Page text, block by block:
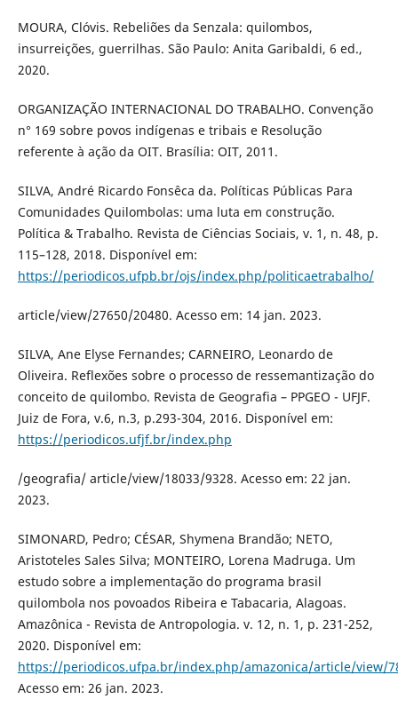
MOURA, Clóvis. Rebeliões da Senzala: quilombos,
insurreições, guerrilhas. São Paulo: Anita Garibaldi, 6 ed.,
2020.
ORGANIZAÇÃO INTERNACIONAL DO TRABALHO. Convenção
n° 169 sobre povos indígenas e tribais e Resolução
referente à ação da OIT. Brasília: OIT, 2011.
SILVA, André Ricardo Fonsêca da. Políticas Públicas Para
Comunidades Quilombolas: uma luta em construção.
Política & Trabalho. Revista de Ciências Sociais, v. 1, n. 48, p.
115–128, 2018. Disponível em:
https://periodicos.ufpb.br/ojs/index.php/politicaetrabalho/
article/view/27650/20480. Acesso em: 14 jan. 2023.
SILVA, Ane Elyse Fernandes; CARNEIRO, Leonardo de
Oliveira. Reflexões sobre o processo de ressemantização do
conceito de quilombo. Revista de Geografia – PPGEO - UFJF.
Juiz de Fora, v.6, n.3, p.293-304, 2016. Disponível em:
https://periodicos.ufjf.br/index.php
/geografia/ article/view/18033/9328. Acesso em: 22 jan.
2023.
SIMONARD, Pedro; CÉSAR, Shymena Brandão; NETO,
Aristoteles Sales Silva; MONTEIRO, Lorena Madruga. Um
estudo sobre a implementação do programa brasil
quilombola nos povoados Ribeira e Tabacaria, Alagoas.
Amazônica - Revista de Antropologia. v. 12, n. 1, p. 231-252,
2020. Disponível em:
https://periodicos.ufpa.br/index.php/amazonica/article/view/
Acesso em: 26 jan. 2023.